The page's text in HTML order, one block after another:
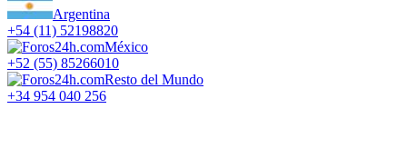
Argentina
+54 (11) 52198820
México
+52 (55) 85266010
Resto del Mundo
+34 954 040 256